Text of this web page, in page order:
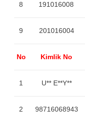
8 191016008
9 201016004
No Kimlik No
1 U** E**Y**
2 98716068943